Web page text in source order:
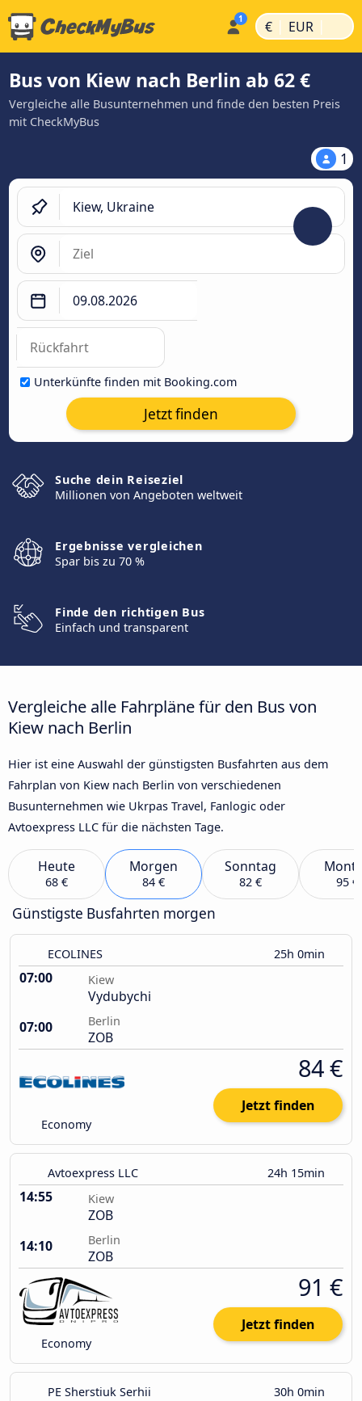
€ | EUR |
Bus von Kiew nach Berlin ab 62 €
Vergleiche alle Busunternehmen und finde den besten Preis
mit CheckMyBus
1
Unterkünfte finden mit Booking.com
Jetzt finden
Suche dein Reiseziel
Millionen von Angeboten weltweit
Ergebnisse vergleichen
Spar bis zu 70 %
Finde den richtigen Bus
Einfach und transparent
Vergleiche alle Fahrpläne für den Bus von
Kiew nach Berlin
Hier ist eine Auswahl der günstigsten Busfahrten aus dem
Fahrplan von Kiew nach Berlin von verschiedenen
Busunternehmen wie Ukrpas Travel, Fanlogic oder
Avtoexpress LLC für die nächsten Tage.
Heute
68 €
Morgen
84 €
Sonntag
82 € 95 €
Günstigste Busfahrten morgen
ECOLINES 25h 0min
07:00 Kiew
Vydubychi
07:00
Berlin
ZOB
Economy
84 €
Jetzt finden
Avtoexpress LLC 24h 15min
14:55 Kiew
ZOB
14:10
Berlin
ZOB
Economy
91 €
Jetzt finden
PE Sherstiuk Serhii 30h 0min